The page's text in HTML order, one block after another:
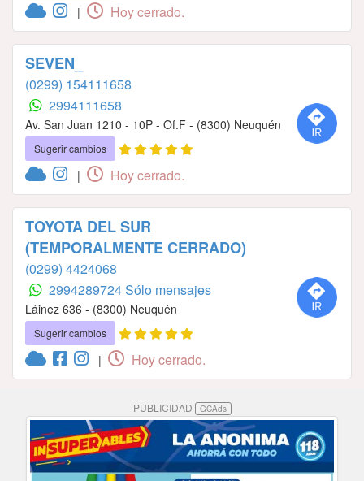
| Hoy cerrado.
SEVEN_
(0299) 154111658
2994111658
Av. San Juan 1210 - 10P - Of.F - (8300) Neuquén
Sugerir cambios
| Hoy cerrado.
TOYOTA DEL SUR
(TEMPORALMENTE CERRADO)
(0299) 4424068
2994289724 Sólo mensajes
Láinez 636 - (8300) Neuquén
Sugerir cambios
| Hoy cerrado.
PUBLICIDAD GCAds